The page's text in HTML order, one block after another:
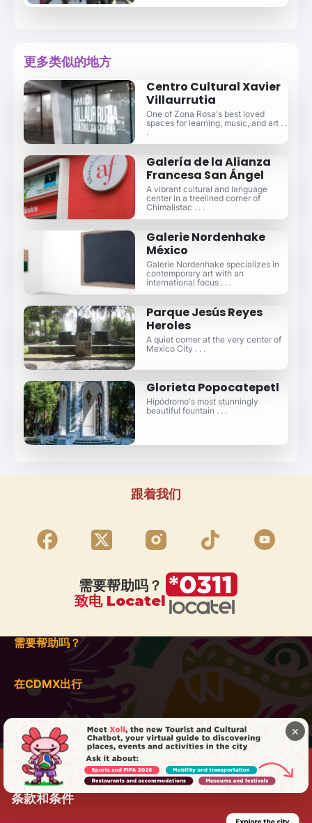
更多类似的地方
Centro Cultural Xavier
Villaurrutia
One of Zona Rosa's best loved
spaces for learning, music, and art . .
.
Galería de la Alianza
Francesa San Ángel
A vibrant cultural and language
center in a treelined corner of
Chimalistac . . .
Galerie Nordenhake
México
Galerie Nordenhake specializes in
contemporary art with an
international focus . . .
Parque Jesús Reyes
Heroles
A quiet corner at the very center of
Mexico City . . .
Glorieta Popocatepetl
Hipódromo's most stunningly
beautiful fountain . . .
跟着我们
需要帮助吗？
致电 Locatel
需要帮助吗？
在CDMX出行
条款和条件
×